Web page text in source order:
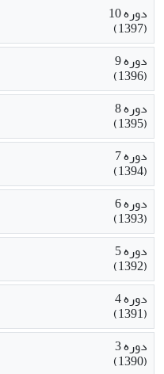
دوره 10
(1397)
دوره 9
(1396)
دوره 8
(1395)
دوره 7
(1394)
دوره 6
(1393)
دوره 5
(1392)
دوره 4
(1391)
دوره 3
(1390)